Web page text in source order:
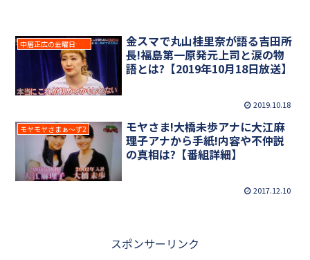
中居正広の金曜日のスマイルたちへ
金スマで丸山桂里奈が語る吉田所
長!福島第一原発元上司と涙の物
語とは?【2019年10月18日放送】
2019.10.18
モヤモヤさまぁ～ず2
モヤさま!大橋未歩アナに大江麻
理子アナから手紙!内容や不仲説
の真相は?【番組詳細】
2017.12.10
スポンサーリンク